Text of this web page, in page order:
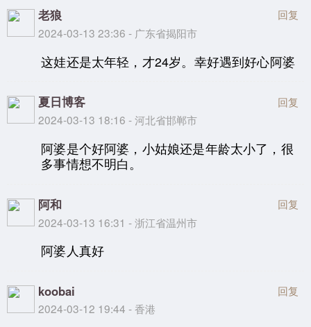
老狼
2024-03-13 23:36 - 广东省揭阳市
回复
这娃还是太年轻，才24岁。幸好遇到好心阿婆
夏日博客
2024-03-13 18:16 - 河北省邯郸市
回复
阿婆是个好阿婆，小姑娘还是年龄太小了，很
多事情想不明白。
阿和
2024-03-13 16:31 - 浙江省温州市
回复
阿婆人真好
koobai
2024-03-12 19:44 - 香港
回复